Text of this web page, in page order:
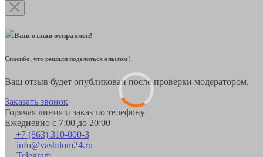
Ваш отзыв отправлен!
Спасибо, что решили поделиться опытом!
Ваш отзыв будет опубликован после проверки модератором.
Заказать звонок
Горячая линия и заказ по телефону
Ежедневно с 7:00 до 20:00
+7 (863) 310-000-3
info@vashdom24.ru